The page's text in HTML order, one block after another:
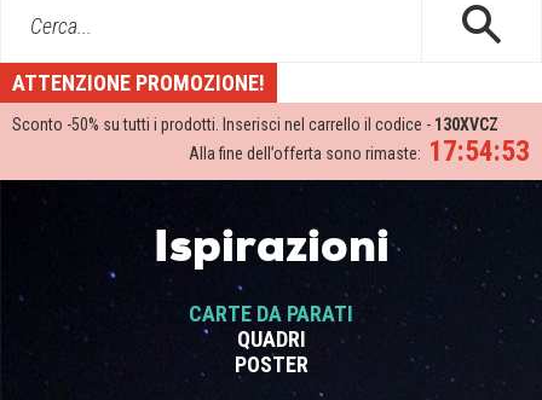
Cerca...
ATTENZIONE PROMOZIONE!
Sconto -50% su tutti i prodotti. Inserisci nel carrello il codice - 130XVCZ
17:54:53
Alla fine dell’offerta sono rimaste:
Ispirazioni
CARTE DA PARATI
QUADRI
POSTER